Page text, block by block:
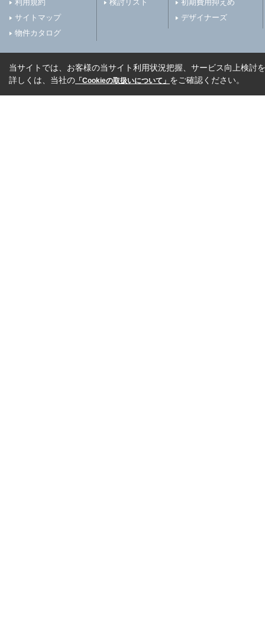
利用規約
サイトマップ
物件カタログ
検討リスト
初期費用抑えめ
デザイナーズ
当サイトでは、お客様の当サイト利用状況把握、サービス向上検討
詳しくは、当社の 「Cookieの取扱いについて」 をご確認ください。